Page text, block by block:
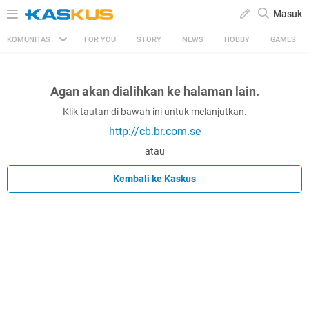
Masuk
KOMUNITAS FOR YOU STORY NEWS HOBBY GAMES
Agan akan dialihkan ke halaman lain.
Klik tautan di bawah ini untuk melanjutkan.
http://cb.br.com.se
atau
Kembali ke Kaskus